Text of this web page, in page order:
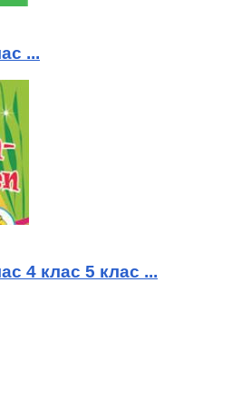
...
4 клас 5 клас ...